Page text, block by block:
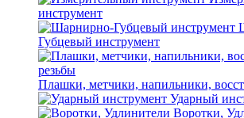
инструмент
Губцевый инструмент
Плашки, метчики, напильники,
Ударный
Воротки,